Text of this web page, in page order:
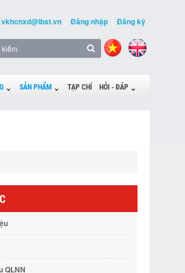
vkhcnxd@ibst.vn Đăng nhập Đăng ký
SẢN PHẨM TẠP CHÍ HỎI - ĐÁP
QLNN